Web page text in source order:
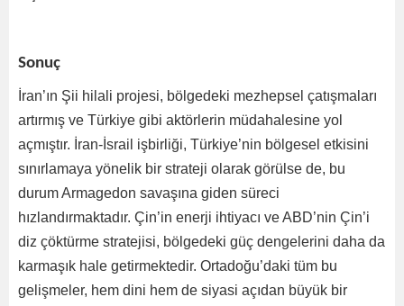
Sonuç
İran’ın Şii hilali projesi, bölgedeki mezhepsel çatışmaları
artırmış ve Türkiye gibi aktörlerin müdahalesine yol
açmıştır. İran-İsrail işbirliği, Türkiye’nin bölgesel etkisini
sınırlamaya yönelik bir strateji olarak görülse de, bu
durum Armagedon savaşına giden süreci
hızlandırmaktadır. Çin’in enerji ihtiyacı ve ABD’nin Çin’i
diz çöktürme stratejisi, bölgedeki güç dengelerini daha da
karmaşık hale getirmektedir. Ortadoğu’daki tüm bu
gelişmeler, hem dini hem de siyasi açıdan büyük bir